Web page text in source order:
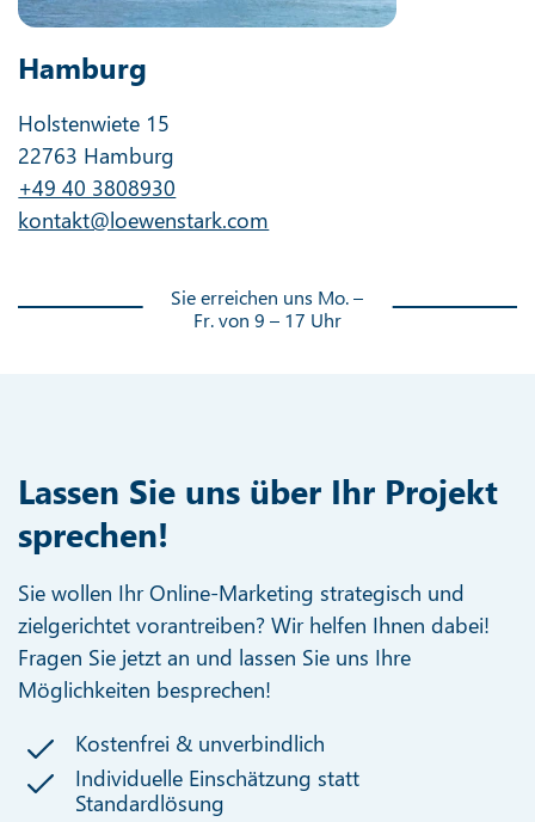
Hamburg
Holstenwiete 15
22763 Hamburg
+49 40 3808930
kontakt@loewenstark.com
Sie erreichen uns Mo. –
Fr. von 9 – 17 Uhr
Lassen Sie uns über Ihr Projekt
sprechen!
Sie wollen Ihr Online-Marketing strategisch und
zielgerichtet vorantreiben? Wir helfen Ihnen dabei!
Fragen Sie jetzt an und lassen Sie uns Ihre
Möglichkeiten besprechen!
Kostenfrei & unverbindlich
Individuelle Einschätzung statt
Standardlösung